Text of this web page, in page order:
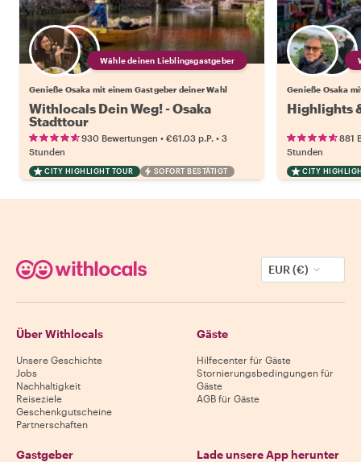
Wähle deinen Lieblingsgastgeber
Genieße Osaka mit einem Gastgeber deiner Wahl
Withlocals Dein Weg! - Osaka
Stadttour
930 Bewertungen • €61.03 p.P. • 3
Stunden
CITY HIGHLIGHT TOUR SOFORT BESTÄTIGT
Genieße Osaka
Highlights
881
Stunden
CITY
EUR (€)
Über Withlocals
Unsere Geschichte
Jobs
Nachhaltigkeit
Reiseziele
Geschenkgutscheine
Partnerschaften
Gäste
Hilfecenter für Gäste
Stornierungsbedingungen für
Gäste
AGB für Gäste
Gastgeber Lade unsere App herunter